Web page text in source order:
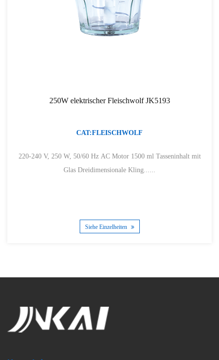
250W elektrischer Fleischwolf JK5193
CAT:FLEISCHWOLF
220-240 V, 250 W, 50/60 Hz AC Motor 1500 ml Tasseninhalt mit
Glas Dreidimensionale Kling......
Siehe Einzelheiten